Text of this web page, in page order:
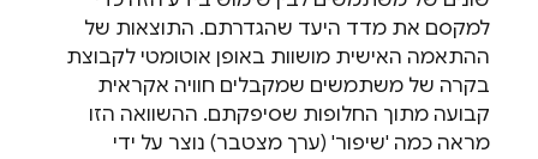
למקסם את מדד היעד שהגדרתם. התוצאות של
ההתאמה האישית מושוות באופן אוטומטי לקבוצת
בקרה של משתמשים שמקבלים חוויה אקראית
קבועה מתוך החלופות שסיפקתם. ההשוואה הזו
מראה כמה 'שיפור' (ערך מצטבר) נוצר על ידי